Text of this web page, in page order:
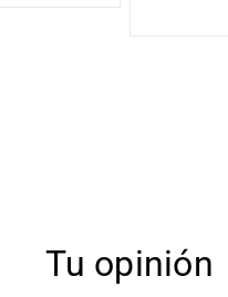
Tu opinión